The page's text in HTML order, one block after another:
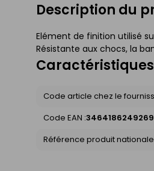
Description du
Elément de finition utilisé
Résistante aux chocs, la
Code article chez le
Code EAN :3464186249269
Référence produit